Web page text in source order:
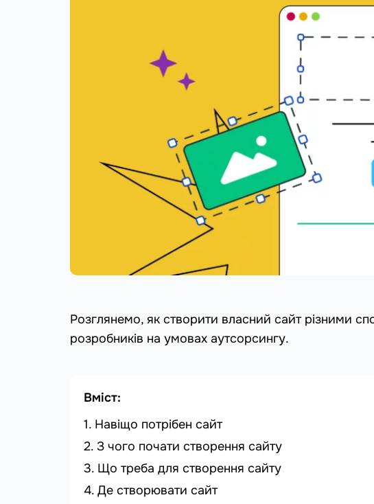
Розглянемо, як створити власний сайт різними
розробників на умовах аутсорсингу.
Вміст:
Навіщо потрібен сайт
З чого почати створення сайту
Що треба для створення сайту
Де створювати сайт